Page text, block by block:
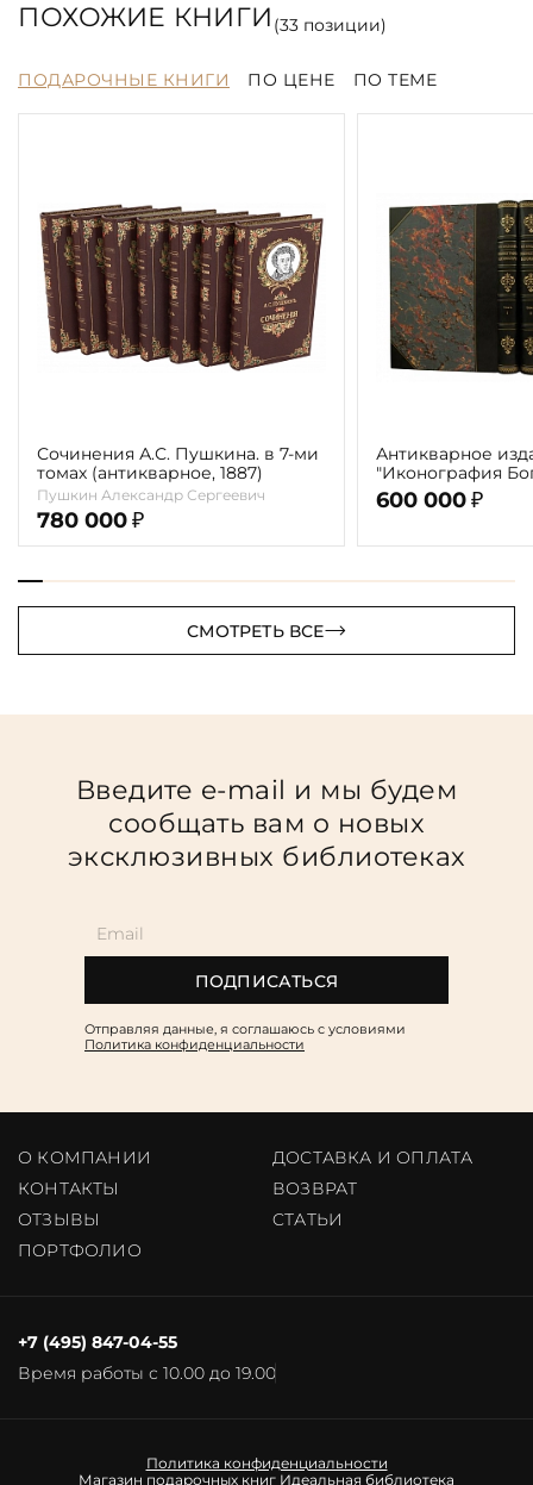
ПОХОЖИЕ КНИГИ (33позиции)
ПОДАРОЧНЫЕ КНИГИ ПО ЦЕНЕ ПО ТЕМЕ
Сочинения А.С. Пушкина. в 7-ми
томах (антикварное, 1887)
Пушкин Александр Сергеевич
780 000 ₽
Антикварное
"Иконография
г. (в 2-х томах с
автора)
600 000 ₽
СМОТРЕТЬ ВСЕ
Введите e-mail и мы будем
сообщать вам о новых
эксклюзивных библиотеках
ПОДПИСАТЬСЯ
Отправляя данные, я соглашаюсь c условиями
Политика конфиденциальности
О КОМПАНИИ
ДОСТАВКА И ОПЛАТА
КОНТАКТЫ
ВОЗВРАТ
ОТЗЫВЫ
CТАТЬИ
ПОРТФОЛИО
Время работы с 10.00 до 19.00
+7 (495) 847-04-55
Политика конфиденциальности
Магазин подарочных книг Идеальная библиотека